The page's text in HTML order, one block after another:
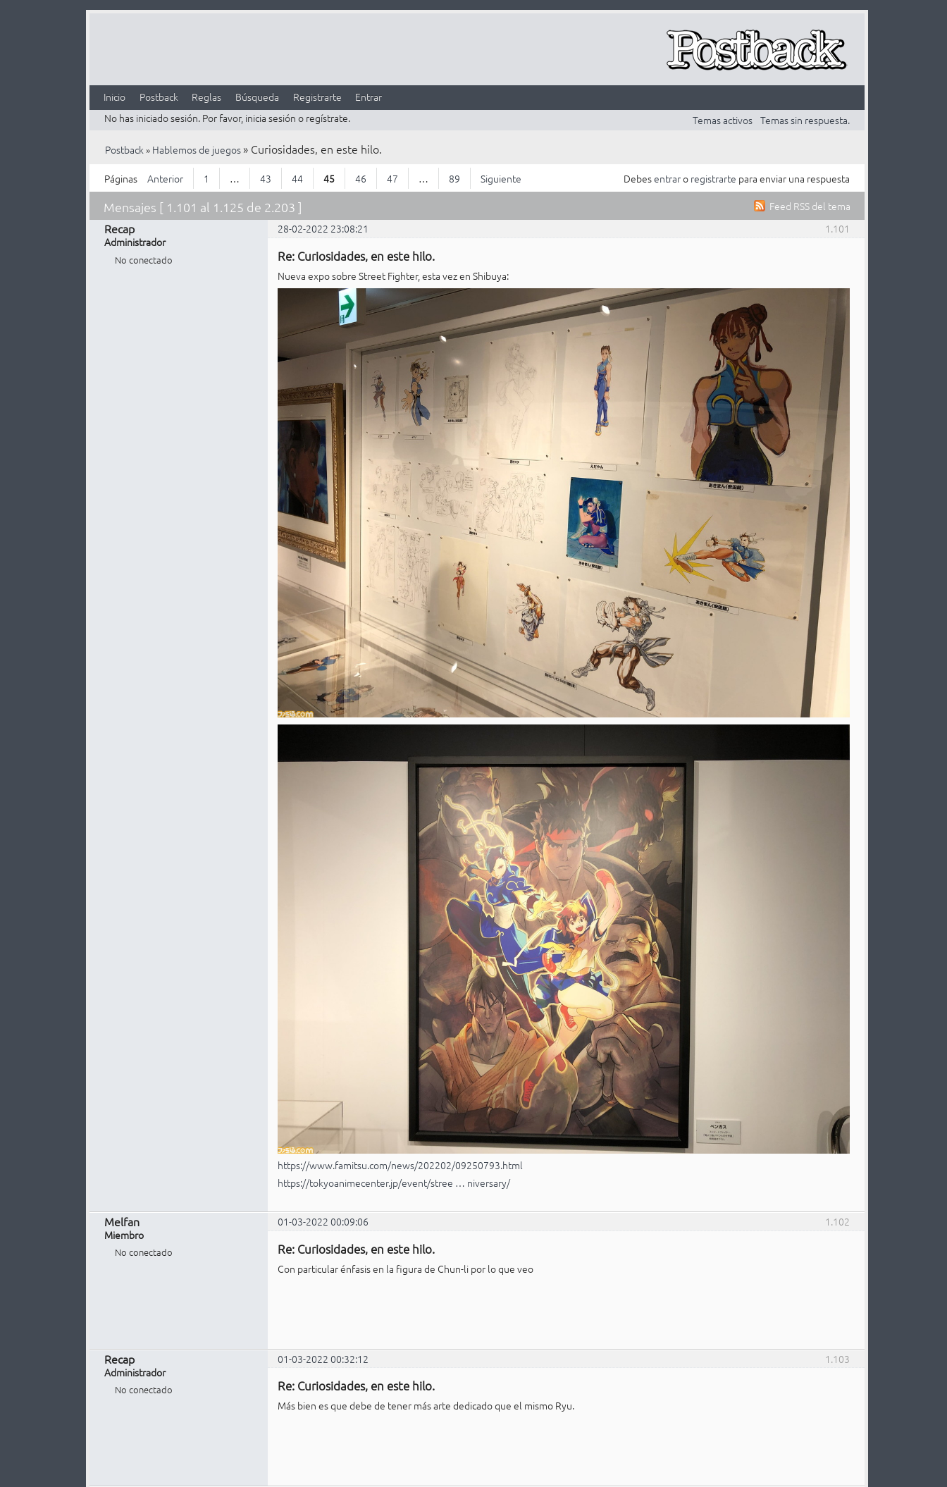
Inicio Postback Reglas Búsqueda Registrarte
Entrar
No has iniciado sesión. Por favor, inicia sesión o regístrate. Temas activos Temas sin respuesta.
Postback» Hablemos de juegos » Curiosidades, en este hilo.
Páginas Anterior 1 … 43 44 45 46 47 … 89 Siguiente Debesentraro registrarte para enviar una respuesta
Feed RSS del tema
Mensajes [ 1.101 al 1.125 de 2.203 ]
1.101
Recap
28-02-2022 23:08:21
Administrador
No conectado Re: Curiosidades, en este hilo.
Nueva expo sobre Street Fighter, esta vez en Shibuya:
https://www.famitsu.com/news/202202/09250793.html
https://tokyoanimecenter.jp/event/stree … niversary/
1.102
Melfan
01-03-2022 00:09:06
Miembro
No conectado Re: Curiosidades, en este hilo.
Con particular énfasis en la figura de Chun-li por lo que veo
1.103
Recap
01-03-2022 00:32:12
Administrador
No conectado Re: Curiosidades, en este hilo.
Más bien es que debe de tener más arte dedicado que el mismo Ryu.